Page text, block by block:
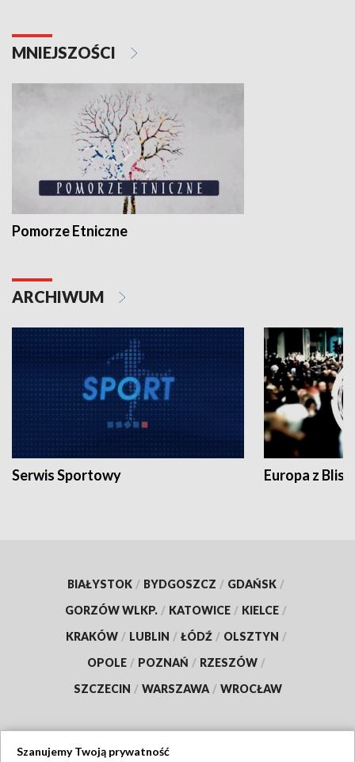
MNIEJSZOŚCI
Pomorze Etniczne
ARCHIWUM
Serwis Sportowy Europa z
BIAŁYSTOK / BYDGOSZCZ / GDAŃSK /
GORZÓW WLKP. / KATOWICE / KIELCE /
KRAKÓW / LUBLIN / ŁÓDŹ / OLSZTYN /
OPOLE / POZNAŃ / RZESZÓW /
SZCZECIN / WARSZAWA / WROCŁAW
Szanujemy Twoją prywatność